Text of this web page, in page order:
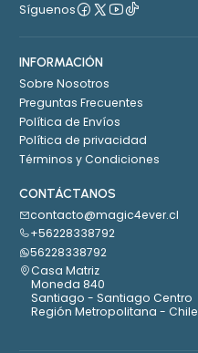
Síguenos
INFORMACIÓN
Sobre Nosotros
Preguntas Frecuentes
Política de Envíos
Política de privacidad
Términos y Condiciones
CONTÁCTANOS
contacto@magic4ever.cl
+56228338792
56228338792
Casa Matriz
Moneda 840
Santiago - Santiago Centro
Región Metropolitana - Chile